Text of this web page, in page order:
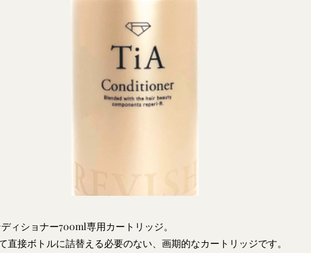
ィショナー700ml専用カートリッジ。
直接ボトルに詰替える必要のない、画期的なカートリッジです。